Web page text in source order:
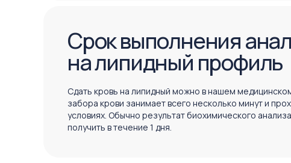
Срок выполнения
на липидный профиль
Сдать кровь на липидный можно в нашем
забора крови занимает всего несколько минут и
условиях. Обычно результат биохимического
получить в течение 1 дня.